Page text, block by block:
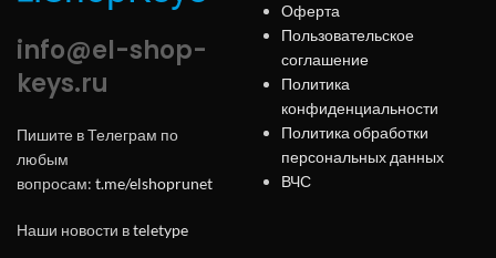
info@el-shop-
keys.ru
Пишите в Телеграм по
любым
вопросам: t.me/elshoprunet
Наши новости вteletype
Оферта
Пользовательское
соглашение
Политика
конфиденциальности
Политика обработки
персональных данных
ВЧС